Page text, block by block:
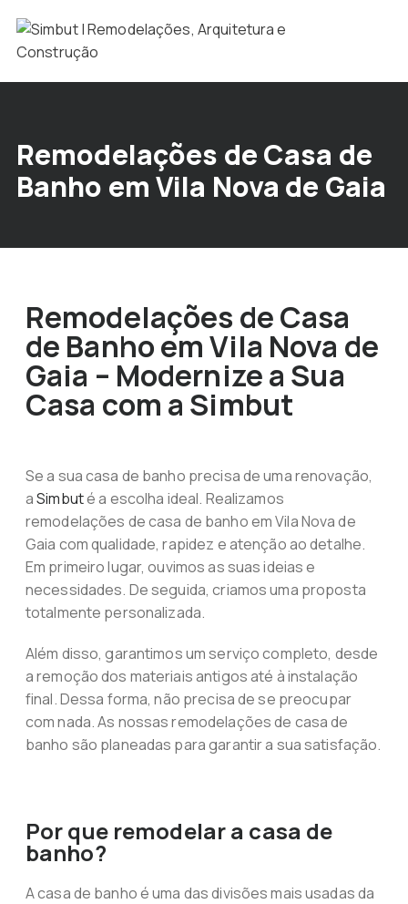
Remodelações de Casa de
Banho em Vila Nova de Gaia
Remodelações de Casa
de Banho em Vila Nova de
Gaia – Modernize a Sua
Casa com a Simbut
Se a sua casa de banho precisa de uma renovação,
aSimbuté a escolha ideal. Realizamos
remodelações de casa de banho em Vila Nova de
Gaia com qualidade, rapidez e atenção ao detalhe.
Em primeiro lugar, ouvimos as suas ideias e
necessidades. De seguida, criamos uma proposta
totalmente personalizada.
Além disso, garantimos um serviço completo, desde
a remoção dos materiais antigos até à instalação
final. Dessa forma, não precisa de se preocupar
com nada. As nossas remodelações de casa de
banho são planeadas para garantir a sua satisfação.
Por que remodelar a casa de
banho?
A casa de banho é uma das divisões mais usadas da